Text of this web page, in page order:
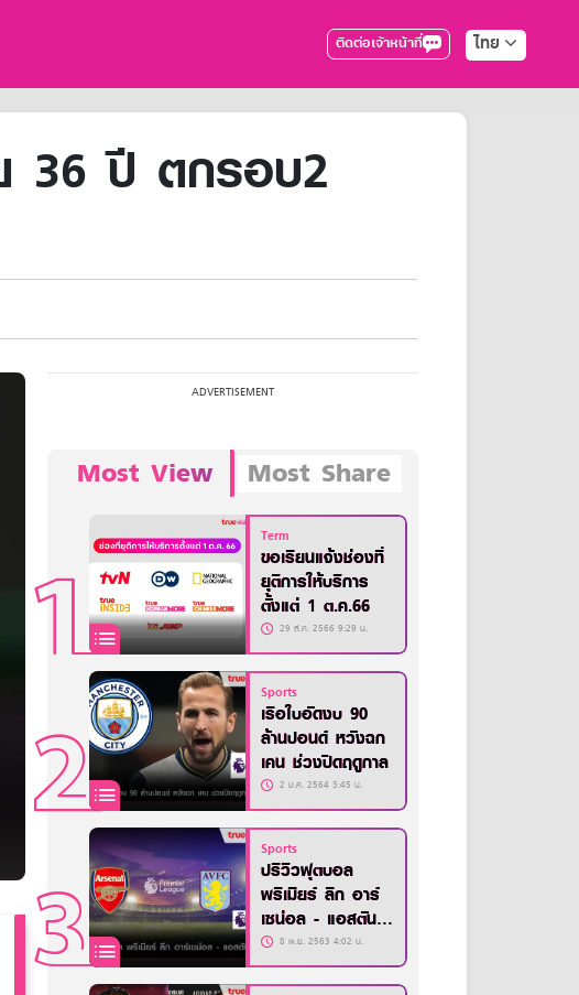
ติดต่อเจ้าหน้าที่ ไทย
36 ปี ตกรอบ2
Most View Most Share
Term
ขอเรียนแจ้งช่องที่
ยุติการให้บริการ
ตั้งแต่ 1 ต.ค.66
29 ส.ค. 2566 9:29 น.
Sports
เรือใบอัดงบ 90
ล้านปอนด์ หวังฉก
เคน ช่วงปิดฤดูกาล
2 ม.ค. 2564 3:45 น.
Sports
ปรีวิวฟุตบอล
พรีเมียร์ ลีก อาร์
เซน่อล - แอสตัน
วิลล่า8 พ.ย. 2563 4:02 น.